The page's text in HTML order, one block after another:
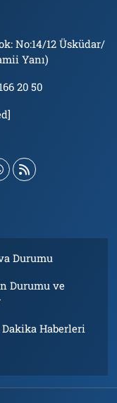
No:14/12 Üsküdar/
Yanı)
20 50
Durumu
Durumu ve
Dakika Haberleri